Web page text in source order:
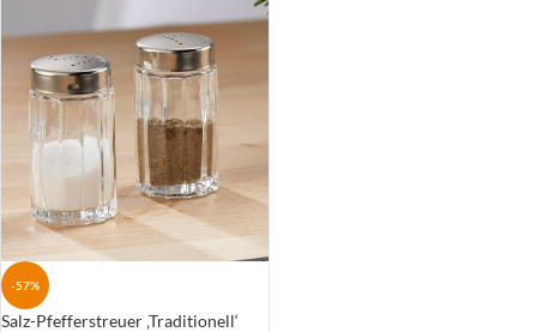
-57%
Salz-Pfefferstreuer ‚Traditionell‘